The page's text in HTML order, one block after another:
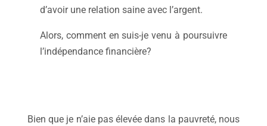
d’avoir une relation saine avec l’argent.
Alors, comment en suis-je venu à poursuivre
l’indépendance financière?
Bien que je n’aie pas élevée dans la pauvreté, nous